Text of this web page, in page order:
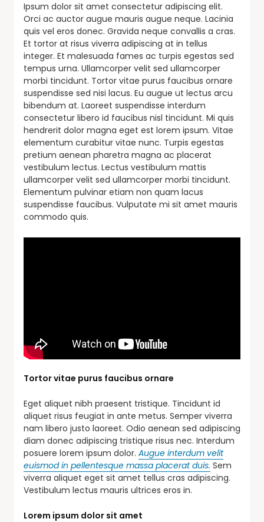
Ipsum dolor sit amet consectetur adipiscing elit.
Orci ac auctor augue mauris augue neque. Lacinia
quis vel eros donec. Gravida neque convallis a cras.
Et tortor at risus viverra adipiscing at in tellus
integer. Et malesuada fames ac turpis egestas sed
tempus urna. Ullamcorper velit sed ullamcorper
morbi tincidunt. Tortor vitae purus faucibus ornare
suspendisse sed nisi lacus. Eu augue ut lectus arcu
bibendum at. Laoreet suspendisse interdum
consectetur libero id faucibus nisl tincidunt. Mi quis
hendrerit dolor magna eget est lorem ipsum. Vitae
elementum curabitur vitae nunc. Turpis egestas
pretium aenean pharetra magna ac placerat
vestibulum lectus. Lectus vestibulum mattis
ullamcorper velit sed ullamcorper morbi tincidunt.
Elementum pulvinar etiam non quam lacus
suspendisse faucibus. Vulputate mi sit amet mauris
commodo quis.
Tortor vitae purus faucibus ornare
Eget aliquet nibh praesent tristique. Tincidunt id
aliquet risus feugiat in ante metus. Semper viverra
nam libero justo laoreet. Odio aenean sed adipiscing
diam donec adipiscing tristique risus nec. Interdum
posuere lorem ipsum dolor. Augue interdum velit
euismod in pellentesque massa placerat duis. Sem
viverra aliquet eget sit amet tellus cras adipiscing.
Vestibulum lectus mauris ultrices eros in.
Lorem ipsum dolor sit amet